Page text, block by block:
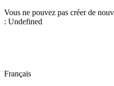
Vous ne pouvez pas créer de
: Undefined
Français